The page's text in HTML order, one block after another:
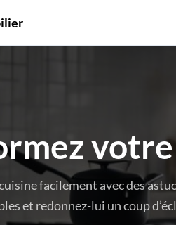
facilement avec des
et redonnez-lui un coup